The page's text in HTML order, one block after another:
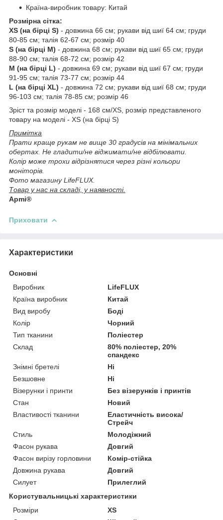
Країна-виробник товару: Китай
Розмірна сітка:
XS (на бірці S) - довжина 66 см; рукави від шиї 64 см; груди
80-85 см; талія 62-67 см; розмір 40
S (на бірці M) - довжина 68 см; рукави від шиї 65 см; груди
88-90 см; талія 68-72 см; розмір 42
M (на бірці L) - довжина 69 см; рукави від шиї 67 см; груди
91-95 см; талія 73-77 см; розмір 44
L (на бірці XL) - довжина 72 см; рукави від шиї 68 см; груди
96-103 см; талія 78-85 см; розмір 46
Зріст та розмір моделі - 168 см/XS, розмір представленого
товару на моделі - XS (на бірці S)
Примітка
Прати краще рукам не вище 30 градусів на мінімальних
обертах. Не гладити/не віджимати/не відбілювати.
Колір може трохи відрізнятися через різні кольори
моніторів.
Фото магазину LifeFLUX.
Товар у нас на складі, у наявності.
Apmi®
Приховати
Характеристики
Основні
Виробник
LifeFLUX
Країна виробник
Китай
Вид виробу
Боді
Колір
Чорний
Тип тканини
Поліестер
Склад
80% поліестер, 20%
спандекс
Знімні бретелі
Ні
Безшовне
Ні
Візерунки і принти
Без візерунків і принтів
Стан
Новий
Властивості тканини
Еластичність висока/
Стрейч
Стиль
Молодіжний
Фасон рукава
Довгий
Фасон вирізу горловини
Комір-стійка
Довжина рукава
Довгий
Силует
Прилеглий
Користувальницькі характеристики
Розміри
XS